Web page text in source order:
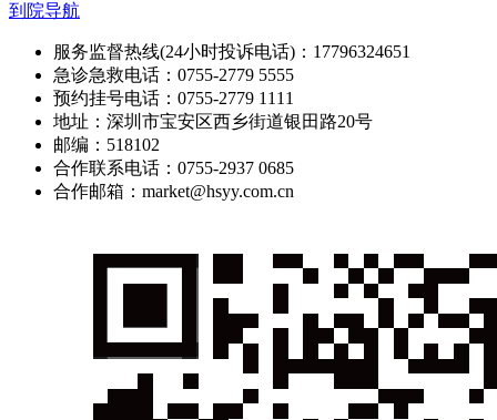
到院导航
服务监督热线(24小时投诉电话)：17796324651
急诊急救电话：0755-2779 5555
预约挂号电话：0755-2779 1111
地址：深圳市宝安区西乡街道银田路20号
邮编：518102
合作联系电话：0755-2937 0685
合作邮箱：market@hsyy.com.cn